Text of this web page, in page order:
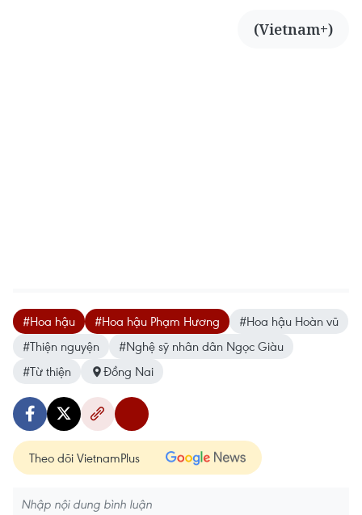
(Vietnam+)
#Hoa hậu #Hoa hậu Phạm Hương
#Hoa hậu Hoàn vũ
#Thiện nguyện
#Nghệ sỹ nhân dân Ngọc Giàu
#Từ thiện
Đồng Nai
Theo dõi VietnamPlus